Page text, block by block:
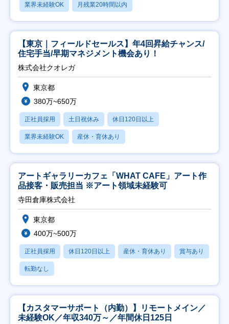
業界未経験OK 月残業20時間以内
【東京｜フィールドセールス】年4回昇給チャンス/
住宅手当/早期マネジメント機会あり！
株式会社クオレガ
東京都
380万~650万
正社員採用 土日祝休み 休日120日以上
業界未経験OK 産休・育休あり
アートギャラリーカフェ「WHAT CAFE」アート作
品接客・販売担当 ※アート領域未経験可
寺田倉庫株式会社
東京都
400万~500万
正社員採用 休日120日以上 産休・育休あり 賞与あり
転勤なし
【カスタマーサポート（内勤）】リモートメイン／
未経験OK／年収340万～／年間休日125日